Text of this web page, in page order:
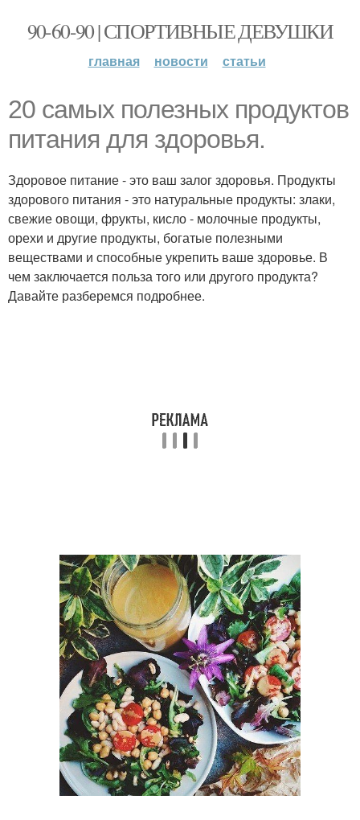
90-60-90 | СПОРТИВНЫЕ ДЕВУШКИ
главная новости статьи
20 самых полезных продуктов
питания для здоровья.
Здоровое питание - это ваш залог здоровья. Продукты
здорового питания - это натуральные продукты: злаки,
свежие овощи, фрукты, кисло - молочные продукты,
орехи и другие продукты, богатые полезными
веществами и способные укрепить ваше здоровье. В
чем заключается польза того или другого продукта?
Давайте разберемся подробнее.